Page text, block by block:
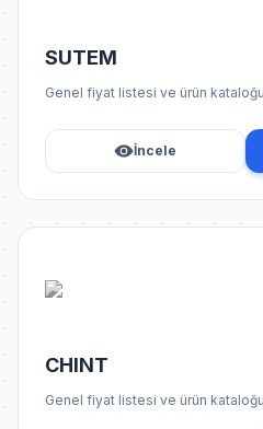
SUTEM
Genel fiyat listesi ve ürün
İncele
CHINT
Genel fiyat listesi ve ürün